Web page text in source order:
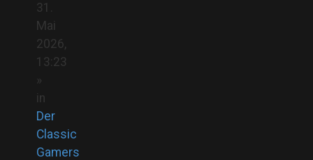
31.
Mai
2026,
13:23
»
in
Der
Classic
Gamers